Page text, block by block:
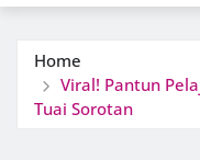
Home
Viral! Pantun
Tuai Sorotan